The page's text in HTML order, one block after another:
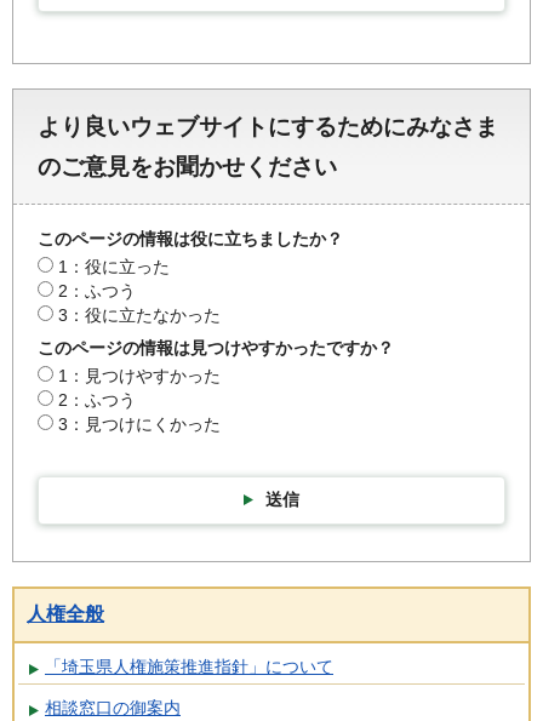
より良いウェブサイトにするためにみなさま
のご意見をお聞かせください
このページの情報は役に立ちましたか？
1：役に立った
2：ふつう
3：役に立たなかった
このページの情報は見つけやすかったですか？
1：見つけやすかった
2：ふつう
3：見つけにくかった
送信
人権全般
「埼玉県人権施策推進指針」について
相談窓口の御案内